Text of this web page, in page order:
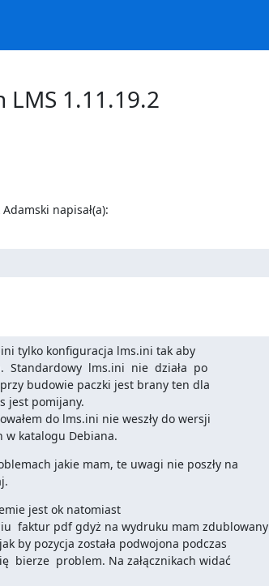
LMS 1.11.19.2
napisał(a):
tylko konfiguracja lms.ini tak aby
Standardowy  lms.ini  nie  działa  po
budowie paczki jest brany ten dla
jest pomijany.
do lms.ini nie weszły do wersji
katalogu Debiana.
jakie mam, te uwagi nie poszły na
jest ok natomiast
faktur pdf gdyż na wydruku mam zdublowany
by pozycja została podwojona podczas
bierze  problem. Na załącznikach widać